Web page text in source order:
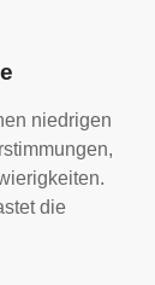
niedrigen
die